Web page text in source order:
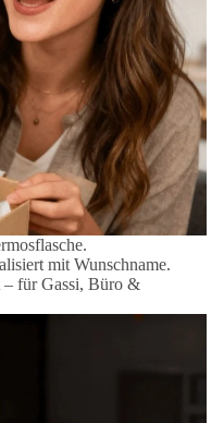
mit Wunschname.
– für Gassi, Büro &